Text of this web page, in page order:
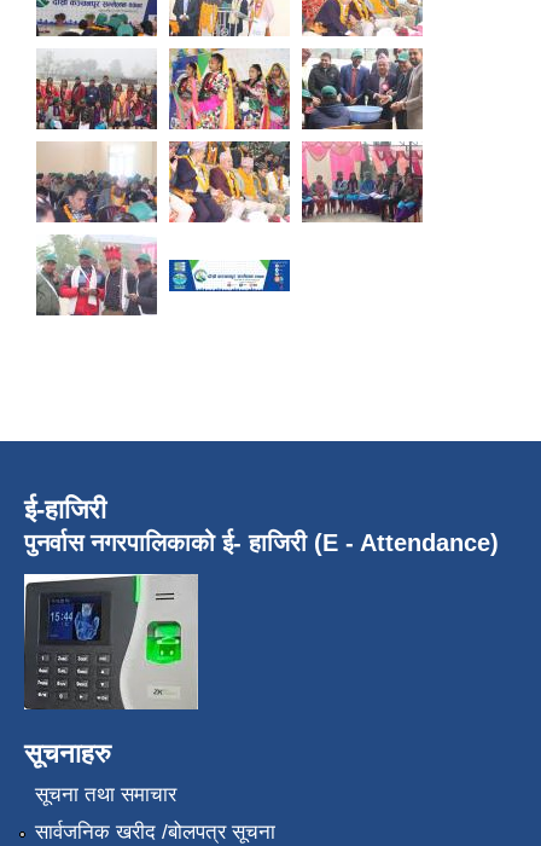
ई-हाजिरी
पुनर्वास नगरपालिकाको ई- हाजिरी (E - Attendance)
सूचनाहरु
सूचना तथा समाचार
सार्वजनिक खरीद /बोलपत्र सूचना